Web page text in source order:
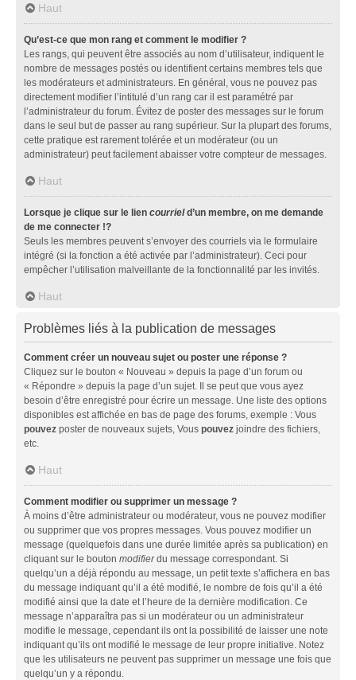
Haut
Qu’est-ce que mon rang et comment le modifier ?
Les rangs, qui peuvent être associés au nom d’utilisateur, indiquent le
nombre de messages postés ou identifient certains membres tels que
les modérateurs et administrateurs. En général, vous ne pouvez pas
directement modifier l’intitulé d’un rang car il est paramétré par
l’administrateur du forum. Évitez de poster des messages sur le forum
dans le seul but de passer au rang supérieur. Sur la plupart des forums,
cette pratique est rarement tolérée et un modérateur (ou un
administrateur) peut facilement abaisser votre compteur de messages.
Haut
Lorsque je clique sur le lien courrield’un membre, on me demande
de me connecter !?
Seuls les membres peuvent s’envoyer des courriels via le formulaire
intégré (si la fonction a été activée par l’administrateur). Ceci pour
empêcher l’utilisation malveillante de la fonctionnalité par les invités.
Haut
Problèmes liés à la publication de messages
Comment créer un nouveau sujet ou poster une réponse ?
Cliquez sur le bouton « Nouveau » depuis la page d’un forum ou
« Répondre » depuis la page d’un sujet. Il se peut que vous ayez
besoin d’être enregistré pour écrire un message. Une liste des options
disponibles est affichée en bas de page des forums, exemple : Vous
pouvez poster de nouveaux sujets, Vous pouvez joindre des fichiers,
etc.
Haut
Comment modifier ou supprimer un message ?
À moins d’être administrateur ou modérateur, vous ne pouvez modifier
ou supprimer que vos propres messages. Vous pouvez modifier un
message (quelquefois dans une durée limitée après sa publication) en
cliquant sur le bouton modifierdu message correspondant. Si
quelqu’un a déjà répondu au message, un petit texte s’affichera en bas
du message indiquant qu’il a été modifié, le nombre de fois qu’il a été
modifié ainsi que la date et l’heure de la dernière modification. Ce
message n’apparaîtra pas si un modérateur ou un administrateur
modifie le message, cependant ils ont la possibilité de laisser une note
indiquant qu’ils ont modifié le message de leur propre initiative. Notez
que les utilisateurs ne peuvent pas supprimer un message une fois que
quelqu’un y a répondu.